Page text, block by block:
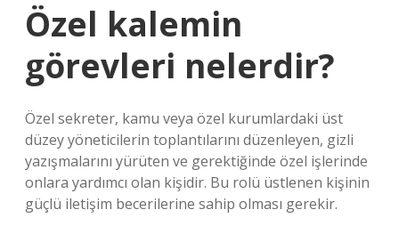
Özel kalemin
görevleri nelerdir?
Özel sekreter, kamu veya özel kurumlardaki üst
düzey yöneticilerin toplantılarını düzenleyen, gizli
yazışmalarını yürüten ve gerektiğinde özel işlerinde
onlara yardımcı olan kişidir. Bu rolü üstlenen kişinin
güçlü iletişim becerilerine sahip olması gerekir.